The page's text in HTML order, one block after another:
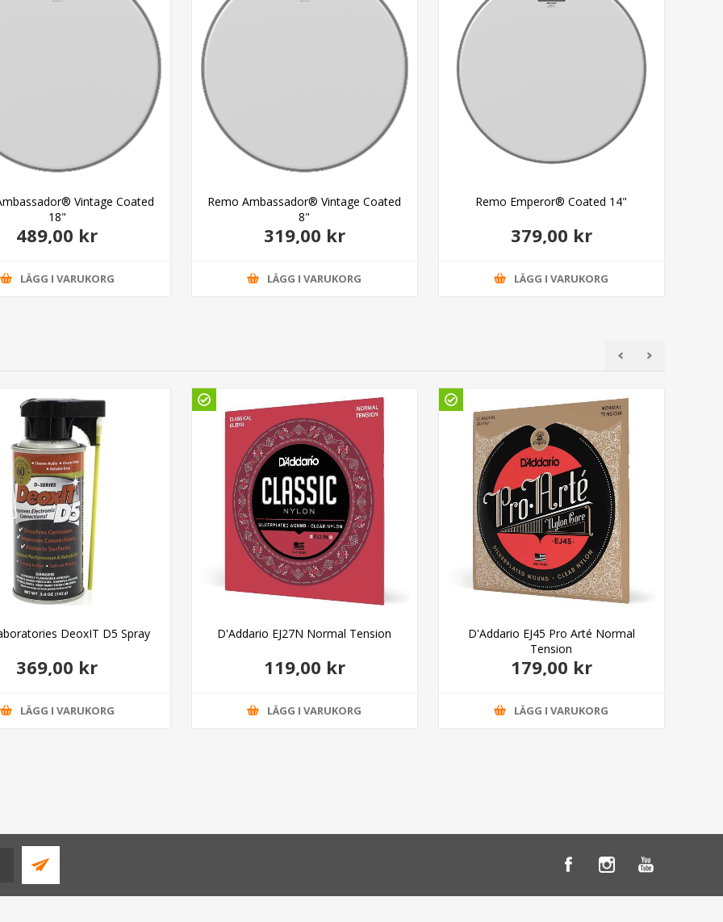
Vintage Coated
18"
489,00 kr
LÄGG I VARUKORG
Remo Ambassador® Vintage Coated
8"
319,00 kr
LÄGG I VARUKORG
Remo Emperor® Coated 14"
379,00 kr
LÄGG I VARUKORG
DeoxIT D5 Spray
369,00 kr
LÄGG I VARUKORG
D'Addario EJ27N Normal Tension
119,00 kr
LÄGG I VARUKORG
D'Addario EJ45 Pro Arté Normal
Tension
179,00 kr
LÄGG I VARUKORG